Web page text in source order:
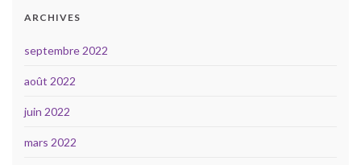
ARCHIVES
septembre 2022
août 2022
juin 2022
mars 2022